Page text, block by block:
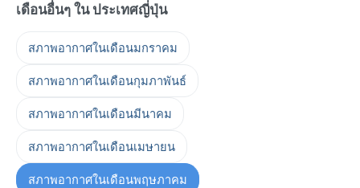
เดือนอื่นๆ ใน ประเทศญี่ปุ่น
สภาพอากาศในเดือนมกราคม
สภาพอากาศในเดือนกุมภาพันธ์
สภาพอากาศในเดือนมีนาคม
สภาพอากาศในเดือนเมษายน
สภาพอากาศในเดือนพฤษภาคม